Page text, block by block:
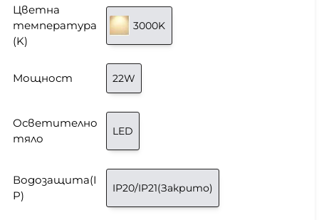
Цветна
температура
(K)
3000K
Мощност 22W
Осветително
тяло
LED
Водозащита(I
P)
IP20/IP21(Закрито)